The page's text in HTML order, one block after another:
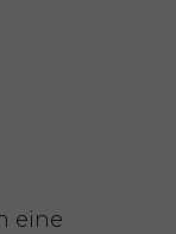
eine